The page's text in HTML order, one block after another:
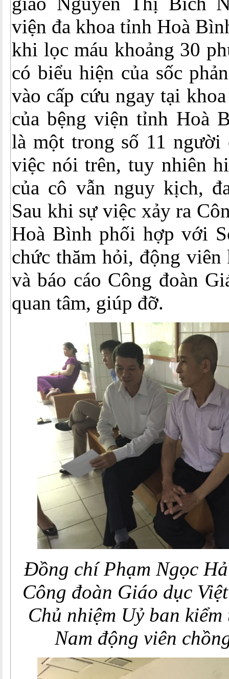
viện đa khoa tỉnh Hoà
khi lọc máu khoảng 30
có biểu hiện của sốc
vào cấp cứu ngay tại
của bệng viện tỉnh Hoà
là một trong số 11 người
việc nói trên, tuy nhiên
của cô vẫn nguy kịch,
Sau khi sự việc xảy ra
Hoà Bình phối hợp với
chức thăm hỏi, động
và báo cáo Công đoàn
quan tâm, giúp đỡ.
Đồng chí Phạm Ngọc
Công đoàn Giáo dục
Chủ nhiệm Uỷ ban
Nam động viên